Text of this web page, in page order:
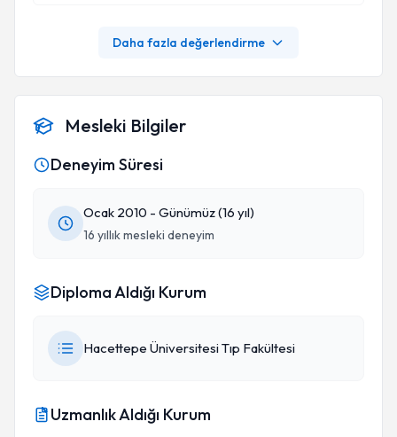
Daha fazla değerlendirme
Mesleki Bilgiler
Deneyim Süresi
Ocak 2010 - Günümüz (16 yıl)
16 yıllık mesleki deneyim
Diploma Aldığı Kurum
Hacettepe Üniversitesi Tıp Fakültesi
Uzmanlık Aldığı Kurum